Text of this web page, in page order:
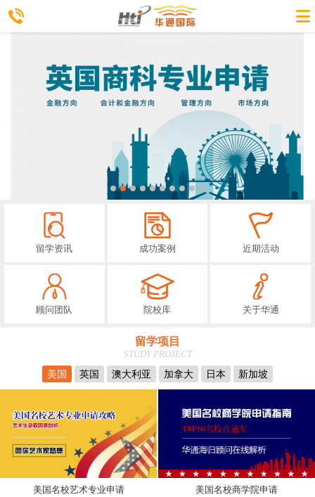
留学资讯 成功案例 近期活动
顾问团队 院校库 关于华通
留学项目
STUDY PROJECT
美国
英国 澳大利亚 加拿大 日本 新加坡
美国名校艺术专业申请 美国名校商学院申请